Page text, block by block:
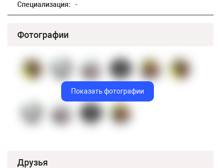
Специализация:
-
Фотографии
Показать фотографии
Друзья